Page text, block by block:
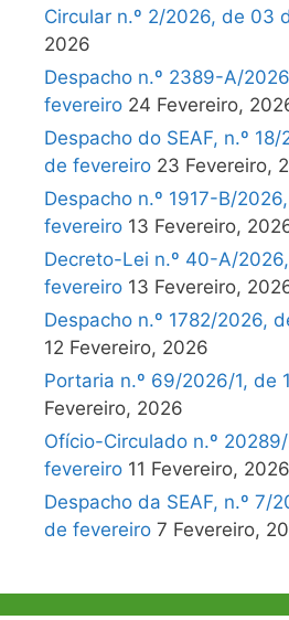
Circular n.º 2/2026, de 03
2026
Despacho n.º 2389-A/
fevereiro 24 Fevereiro,
Despacho do SEAF, n.º
de fevereiro 23 Fevereiro,
Despacho n.º 1917-B/
fevereiro 13 Fevereiro,
Decreto-Lei n.º 40-A/
fevereiro 13 Fevereiro,
Despacho n.º 1782/2026,
12 Fevereiro, 2026
Portaria n.º 69/2026/1, de
Fevereiro, 2026
Ofício-Circulado n.º
fevereiro 11 Fevereiro, 2026
Despacho da SEAF, n.º 7/
de fevereiro 7 Fevereiro,